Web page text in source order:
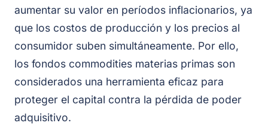
aumentar su valor en períodos inflacionarios, ya
que los costos de producción y los precios al
consumidor suben simultáneamente. Por ello,
los fondos commodities materias primas son
considerados una herramienta eficaz para
proteger el capital contra la pérdida de poder
adquisitivo.